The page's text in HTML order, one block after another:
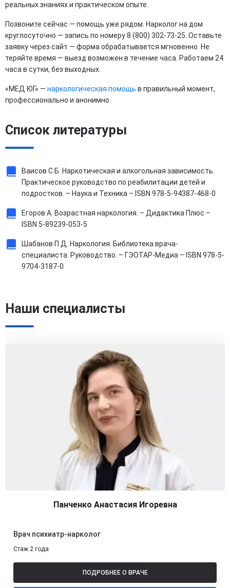
реальных знаниях и практическом опыте.
Позвоните сейчас — помощь уже рядом. Нарколог на дом
круглосуточно — запись по номеру 8 (800) 302-73-25. Оставьте
заявку через сайт — форма обрабатывается мгновенно. Не
теряйте время — выезд возможен в течение часа. Работаем 24
часа в сутки, без выходных.
«МЕД ЮГ» — наркологическая помощь в правильный момент,
профессионально и анонимно.
Список литературы
Ваисов С.Б. Наркотическая и алкогольная зависимость.
Практическое руководство по реабилитации детей и
подростков. – Наука и Техника – ISBN 978-5-94387-468-0
Егоров А. Возрастная наркология. – Дидактика Плюс –
ISBN 5-89239-053-5
Шабанов П.Д. Наркология. Библиотека врача-
специалиста. Руководство. – ГЭОТАР-Медиа – ISBN 978-5-
9704-3187-0
Наши специалисты
Панченко Анастасия Игоревна
Врач психиатр-нарколог
Стаж 2 года
ПОДРОБНЕЕ О ВРАЧЕ